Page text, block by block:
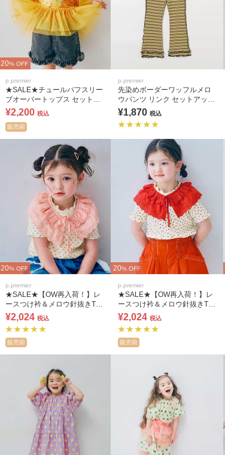
20% OFF
p.premier
★SALE★チュールパフスリー
ブオーバートップス セットア
ップ可
¥2,200 税込
販売前
p.premier
先染めボーダーワッフルメロ
ウパンツ リンク セットアップ
可
¥1,870 税込
20% OFF
p.premier
★SALE★【OW再入荷！】レ
ースつけ衿＆メロウ針抜きTシ
ャツセット
¥2,024 税込
販売前
20% OFF
p.premier
★SALE★【OW再入荷！】レ
ースつけ衿＆メロウ針抜きTシ
ャツセット
¥2,024 税込
販売前